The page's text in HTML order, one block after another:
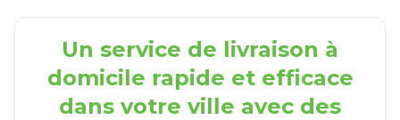
Un service de livraison à
domicile rapide et efficace
dans votre ville avec des